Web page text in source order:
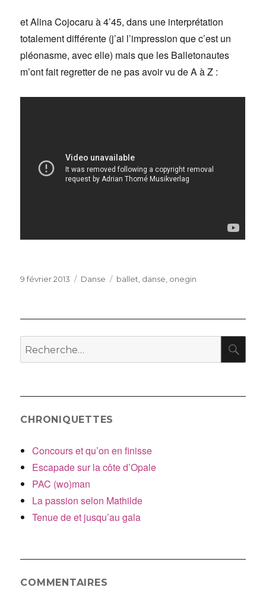
et Alina Cojocaru à 4’45, dans une interprétation
totalement différente (j’ai l’impression que c’est un
pléonasme, avec elle) mais que les Balletonautes
m’ont fait regretter de ne pas avoir vu de A à Z :
Publié
9 février 2013 Catégories
Danse Étiquettes
ballet, danse, onegin
Recherche
pour
CHRONIQUETTES
Concours et qu’on en finisse
Escapade sur la côte d’Opale
PAC (wo)man
La passion selon Mathilde
Tenue de et jusqu’au gala
COMMENTAIRES